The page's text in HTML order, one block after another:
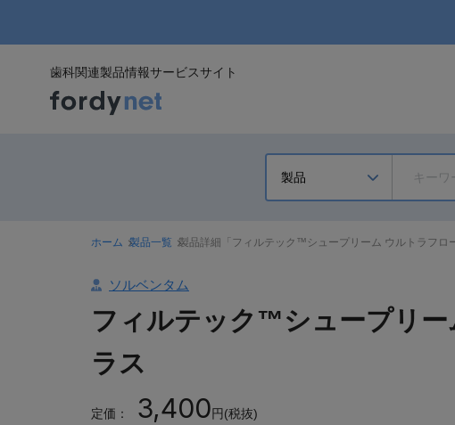
歯科関連製品情報サービスサイト
ホーム 製品一覧 製品詳細「フィルテック™シュープリーム ウルトラフロ
ソルベンタム
フィルテック™シュープリ
ラス
定価： 3,400円(税抜)